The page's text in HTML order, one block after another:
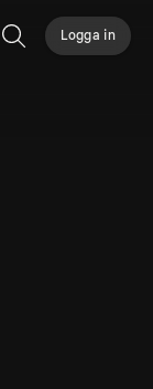
Sök
Logga in